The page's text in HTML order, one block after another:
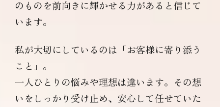
のものを前向きに輝かせる力があると信じて
います。
私が大切にしているのは「お客様に寄り添う
こと」。
一人ひとりの悩みや理想は違います。その想
いをしっかり受け止め、安心して任せていた